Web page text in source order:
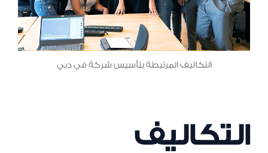
التكاليف المرتبطة بتأسيس شركة في دبي
التكاليف